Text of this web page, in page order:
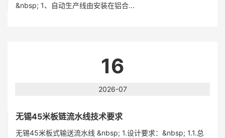
&nbsp; 1、自动生产线由安装在铝合...
16
2026-07
无锡45米板链流水线技术要求
无锡45米板式输送流水线 &nbsp; 1.设计要求：&nbsp; 1.1.总